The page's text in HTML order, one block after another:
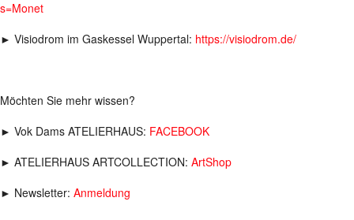
s=Monet
► Visiodrom im Gaskessel Wuppertal: https://visiodrom.de/
Möchten Sie mehr wissen?
► Vok Dams ATELIERHAUS: FACEBOOK
► ATELIERHAUS ARTCOLLECTION: ArtShop
► Newsletter: Anmeldung